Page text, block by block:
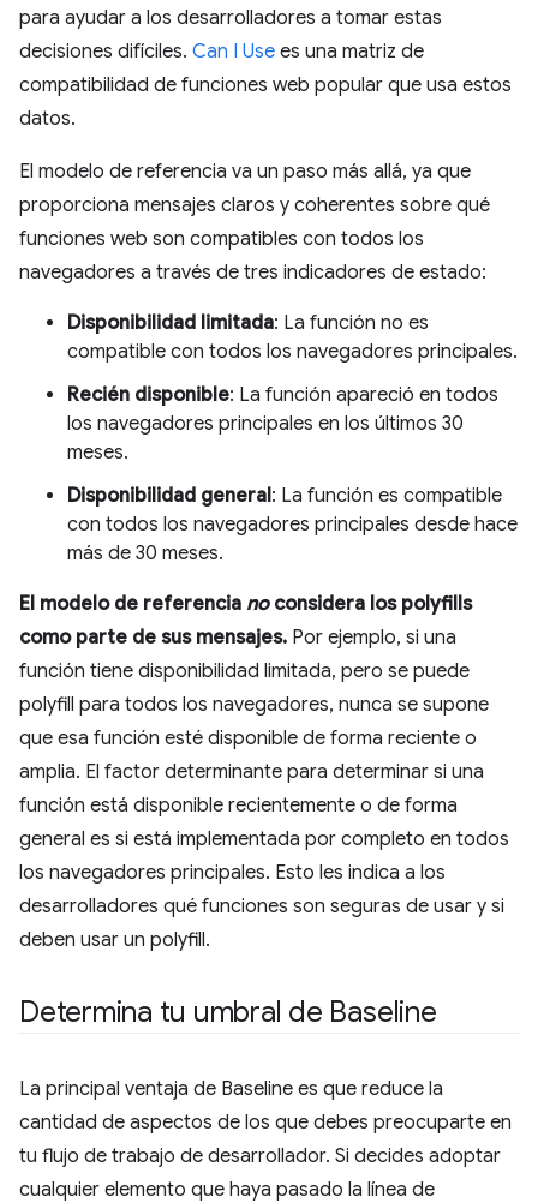
para ayudar a los desarrolladores a tomar estas
decisiones difíciles. Can I Use es una matriz de
compatibilidad de funciones web popular que usa estos
datos.
El modelo de referencia va un paso más allá, ya que
proporciona mensajes claros y coherentes sobre qué
funciones web son compatibles con todos los
navegadores a través de tres indicadores de estado:
Disponibilidad limitada: La función no es
compatible con todos los navegadores principales.
Recién disponible: La función apareció en todos
los navegadores principales en los últimos 30
meses.
Disponibilidad general: La función es compatible
con todos los navegadores principales desde hace
más de 30 meses.
El modelo de referencia noconsidera los polyfills
como parte de sus mensajes. Por ejemplo, si una
función tiene disponibilidad limitada, pero se puede
polyfill para todos los navegadores, nunca se supone
que esa función esté disponible de forma reciente o
amplia. El factor determinante para determinar si una
función está disponible recientemente o de forma
general es si está implementada por completo en todos
los navegadores principales. Esto les indica a los
desarrolladores qué funciones son seguras de usar y si
deben usar un polyfill.
Determina tu umbral de Baseline
La principal ventaja de Baseline es que reduce la
cantidad de aspectos de los que debes preocuparte en
tu flujo de trabajo de desarrollador. Si decides adoptar
cualquier elemento que haya pasado la línea de